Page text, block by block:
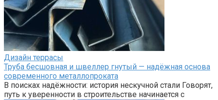
Дизайн террасы
Труба бесшовная и швеллер гнутый — надёжная основа
современного металлопроката
В поисках надёжности: история нескучной стали Говорят,
путь к уверенности в строительстве начинается с